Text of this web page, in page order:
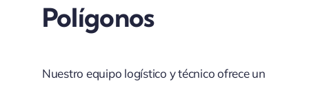
Polígonos
Nuestro equipo logístico y técnico ofrece un